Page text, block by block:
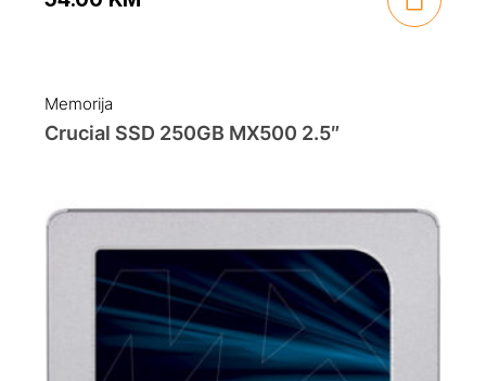
Memorija
Crucial SSD 250GB MX500 2.5″